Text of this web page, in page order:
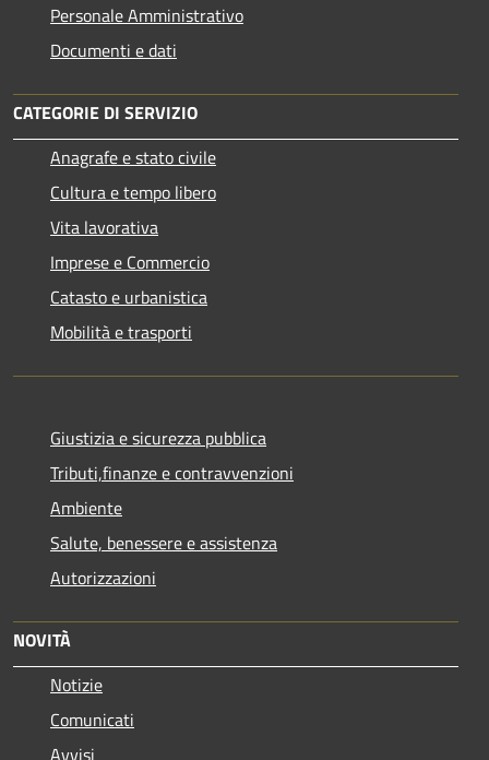
Personale Amministrativo
Documenti e dati
CATEGORIE DI SERVIZIO
Anagrafe e stato civile
Cultura e tempo libero
Vita lavorativa
Imprese e Commercio
Catasto e urbanistica
Mobilità e trasporti
Giustizia e sicurezza pubblica
Tributi,finanze e contravvenzioni
Ambiente
Salute, benessere e assistenza
Autorizzazioni
NOVITÀ
Notizie
Comunicati
Avvisi